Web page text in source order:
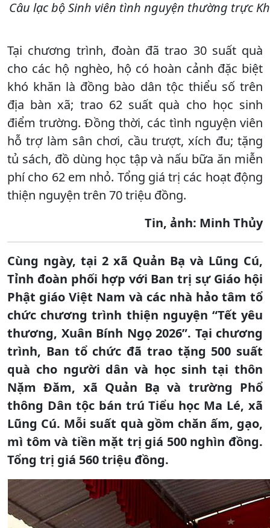
Câu lạc bộ Sinh viên tình nguyện thường trực
Tại chương trình, đoàn đã trao 30 suất quà
cho các hộ nghèo, hộ có hoàn cảnh đặc biệt
khó khăn là đồng bào dân tộc thiểu số trên
địa bàn xã; trao 62 suất quà cho học sinh
điểm trường. Đồng thời, các tình nguyện viên
hỗ trợ làm sân chơi, cầu trượt, xích đu; tặng
tủ sách, đồ dùng học tập và nấu bữa ăn miễn
phí cho 62 em nhỏ. Tổng giá trị các hoạt động
thiện nguyện trên 70 triệu đồng.
Tin, ảnh: Minh Thủy
Cùng ngày, tại 2 xã Quản Bạ và Lũng Cú,
Tỉnh đoàn phối hợp với Ban trị sự Giáo hội
Phật giáo Việt Nam và các nhà hảo tâm tổ
chức chương trình thiện nguyện “Tết yêu
thương, Xuân Bính Ngọ 2026”. Tại chương
trình, Ban tổ chức đã trao tặng 500 suất
quà cho người dân và học sinh tại thôn
Nặm Đăm, xã Quản Bạ và trường Phổ
thông Dân tộc bán trú Tiểu học Ma Lé, xã
Lũng Cú. Mỗi suất quà gồm chăn ấm, gạo,
mì tôm và tiền mặt trị giá 500 nghìn đồng.
Tổng trị giá 560 triệu đồng.